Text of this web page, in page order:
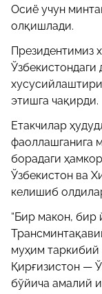
Осиё учун
олқишлади.
Президентимиз
Ўзбекистондаги
этишга чақирди.
Етакчилар
фаоллашганига
борадаги
Ўзбекистон ва
келишиб
“Бир макон, бир
муҳим таркибий
Қирғизистон —
бўйича амалий